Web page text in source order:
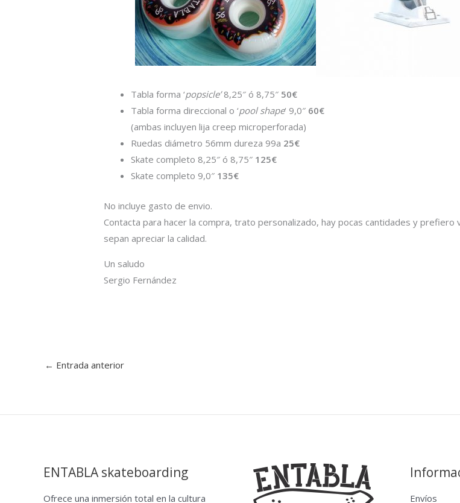
Tabla forma ‘popsicle’8,25″ ó 8,75″ 50€
Tabla forma direccional o ‘pool shape‘ 9,0″ 60€
(ambas incluyen lija creep microperforada)
Ruedas diámetro 56mm dureza 99a 25€
Skate completo 8,25″ ó 8,75″ 125€
Skate completo 9,0″ 135€
No incluye gasto de envio.
Contacta para hacer la compra, trato personalizado, hay pocas cantidades y
sepan apreciar la calidad.
Un saludo
Sergio Fernández
← Entrada anterior
ENTABLA skateboarding
Ofrece una inmersión total en la cultura Envíos